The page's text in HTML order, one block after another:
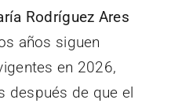
Rodríguez Ares
años siguen
en 2026,
después de que el